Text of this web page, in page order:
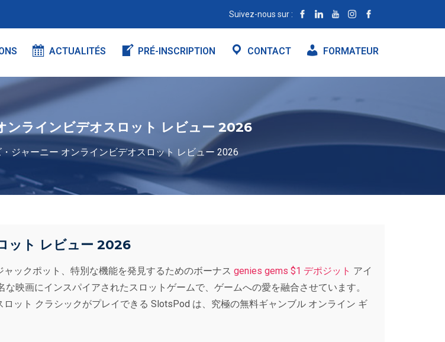
Suivez-nous sur :
ACTUALITÉS PRÉ-INSCRIPTION CONTACT FORMATEUR
ンラインビデオスロット レビュー 2026
ジャーニー オンラインビデオスロット レビュー 2026
ット レビュー 2026
ックポット、特別な機能を発見するためのボーナス genies gems $1 デポジット アイ
映画にインスパイアされたスロットゲームで、ゲームへの愛を融合させています。
ット クラシックがプレイできる SlotsPod は、究極の無料ギャンブル オンライン ギ